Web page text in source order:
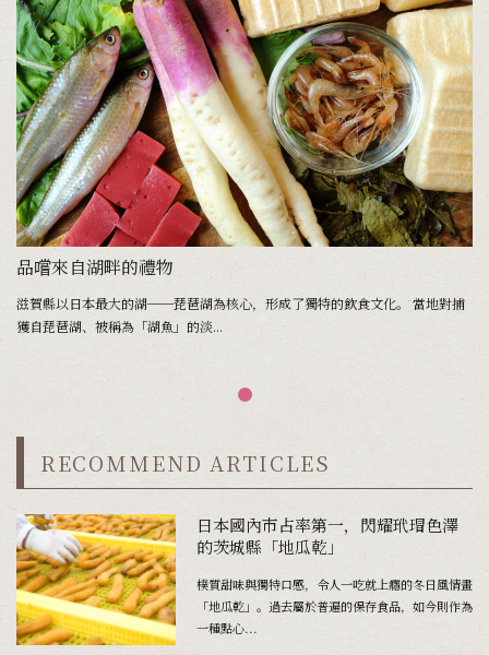
品嚐來自湖畔的禮物
滋賀縣以日本最大的湖──琵琶湖為核心，形成了獨特的飲食文化。 當地對捕
獲自琵琶湖、被稱為「湖魚」的淡...
RECOMMEND ARTICLES
日本國內市占率第一，閃耀玳瑁色澤
的茨城縣「地瓜乾」
樸質甜味與獨特口感，令人一吃就上癮的冬日風情畫
「地瓜乾」。過去屬於普遍的保存食品，如今則作為
一種點心...